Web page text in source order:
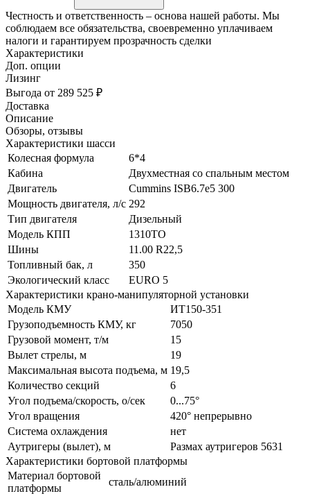
Честность и ответственность – основа нашей работы. Мы
соблюдаем все обязательства, своевременно уплачиваем
налоги и гарантируем прозрачность сделки
Характеристики
Доп. опции
Лизинг
Выгода от 289 525 ₽
Доставка
Описание
Обзоры, отзывы
Характеристики шасси
Колесная формула
6*4
Кабина
Двухместная со спальным местом
Двигатель
Cummins ISB6.7e5 300
Мощность двигателя, л/с 292
Тип двигателя
Дизельный
Модель КПП
1310TO
Шины
11.00 R22,5
Топливный бак, л
350
Экологический класс
EURO 5
Характеристики крано-манипуляторной установки
Модель КМУ
ИТ150-351
Грузоподъемность КМУ, кг
7050
Грузовой момент, т/м
15
Вылет стрелы, м
19
Максимальная высота подъема, м 19,5
Количество секций
6
Угол подъема/скорость, о/сек
0...75°
Угол вращения
420° непрерывно
Система охлаждения
нет
Аутригеры (вылет), м
Размах аутригеров 5631
Характеристики бортовой платформы
Материал бортовой
платформы
сталь/алюминий